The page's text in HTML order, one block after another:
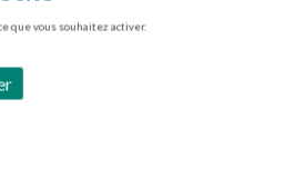
que vous souhaitez activer.